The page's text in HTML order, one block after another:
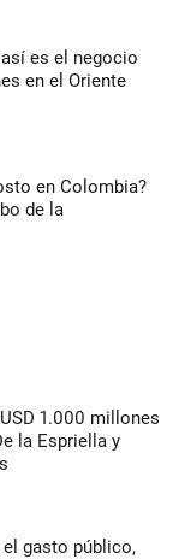
es el negocio
en el Oriente
en Colombia?
de la
1.000 millones
la Espriella y
gasto público,